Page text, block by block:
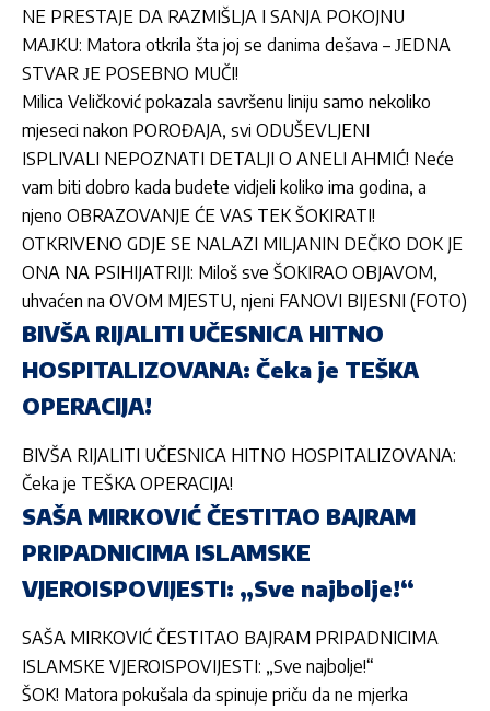
NE PRESTAJE DA RAZMIŠLJA I SANJA POKOJNU
MAЈKU: Matora otkrila šta joj se danima dešava – ЈEDNA
STVAR ЈE POSEBNO MUČI!
Milica Veličković pokazala savršenu liniju samo nekoliko
mjeseci nakon POROĐAJA, svi ODUŠEVLJENI
ISPLIVALI NEPOZNATI DETALJI O ANELI AHMIĆ! Neće
vam biti dobro kada budete vidjeli koliko ima godina, a
njeno OBRAZOVANJE ĆE VAS TEK ŠOKIRATI!
OTKRIVENO GDJE SE NALAZI MILJANIN DEČKO DOK JE
ONA NA PSIHIJATRIJI: Miloš sve ŠOKIRAO OBJAVOM,
uhvaćen na OVOM MJESTU, njeni FANOVI BIJESNI (FOTO)
BIVŠA RIJALITI UČESNICA HITNO
HOSPITALIZOVANA: Čeka je TEŠKA
OPERACIJA!
BIVŠA RIJALITI UČESNICA HITNO HOSPITALIZOVANA:
Čeka je TEŠKA OPERACIJA!
SAŠA MIRKOVIĆ ČESTITAO BAJRAM
PRIPADNICIMA ISLAMSKE
VJEROISPOVIJESTI: „Sve najbolje!“
SAŠA MIRKOVIĆ ČESTITAO BAJRAM PRIPADNICIMA
ISLAMSKE VJEROISPOVIJESTI: „Sve najbolje!“
ŠOK! Matora pokušala da spinuje priču da ne mjerka